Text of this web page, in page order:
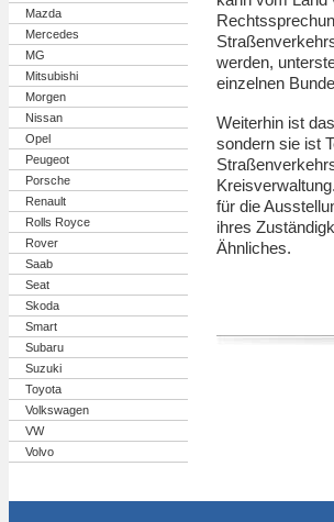
Mazda
Mercedes
MG
Mitsubishi
Morgen
Nissan
Opel
Peugeot
Porsche
Renault
Rolls Royce
Rover
Saab
Seat
Skoda
Smart
Subaru
Suzuki
Toyota
Volkswagen
VW
Volvo
werden,
einzelnen
Weiterhin ist
sondern sie ist
für die
ihres
Ähnliches.